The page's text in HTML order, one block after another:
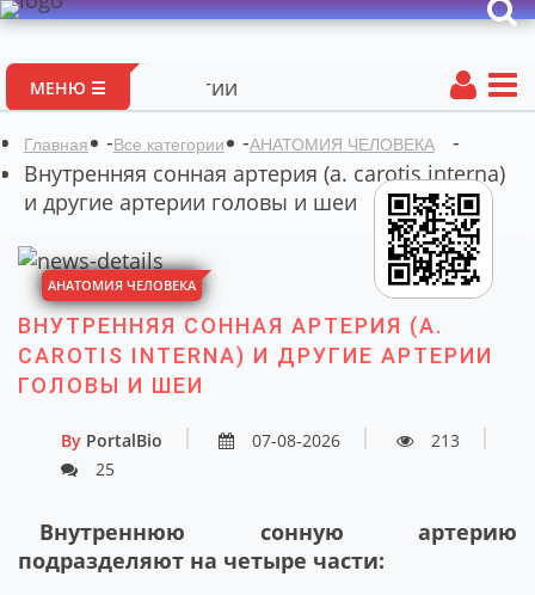
МЕНЮ ☰ Портал
Главная -Все категории -АНАТОМИЯ ЧЕЛОВЕКА
-
Внутренняя сонная артерия (a. carotis interna)
и другие артерии головы и шеи
АНАТОМИЯ ЧЕЛОВЕКА
ВНУТРЕННЯЯ СОННАЯ АРТЕРИЯ (A.
CAROTIS INTERNA) И ДРУГИЕ АРТЕРИИ
ГОЛОВЫ И ШЕИ
By PortalBio 07-08-2026
213
25
Внутреннюю сонную артерию
подразделяют на четыре части: